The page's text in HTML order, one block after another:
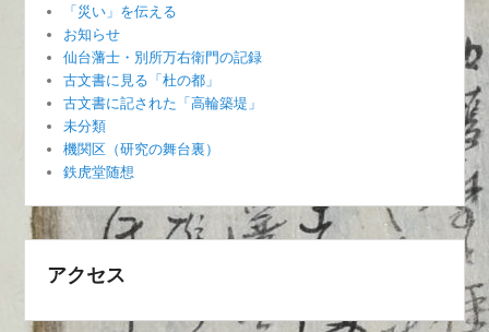
「災い」を伝える
お知らせ
仙台藩士・別所万右衛門の記録
古文書に見る「杜の都」
古文書に記された「高輪築堤」
未分類
機関区（研究の舞台裏）
鉄虎堂随想
アクセス